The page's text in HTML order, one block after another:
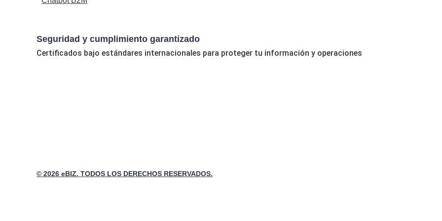
Seguridad y cumplimiento garantizado
Certificados bajo estándares internacionales para proteger tu información y operaciones
© 2026 eBIZ. TODOS LOS DERECHOS RESERVADOS.